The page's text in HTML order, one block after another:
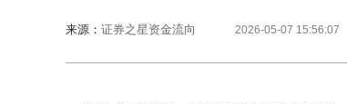
来源： 证券之星资金流向 2026-05-07 15:56:07